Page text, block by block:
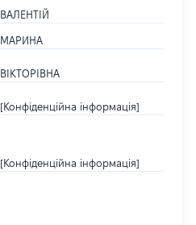
ВАЛЕНТІЙ
МАРИНА
ВІКТОРІВНА
[Конфіденційна інформація]
[Конфіденційна інформація]